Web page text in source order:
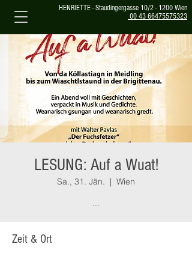
HENRIETTE - Staudingergasse 10/2 - 1200 Wien
00 43 66475575323
LESUNG: Auf a Wuat!
Sa., 31. Jän.
  |
Wien
...
Zeit & Ort